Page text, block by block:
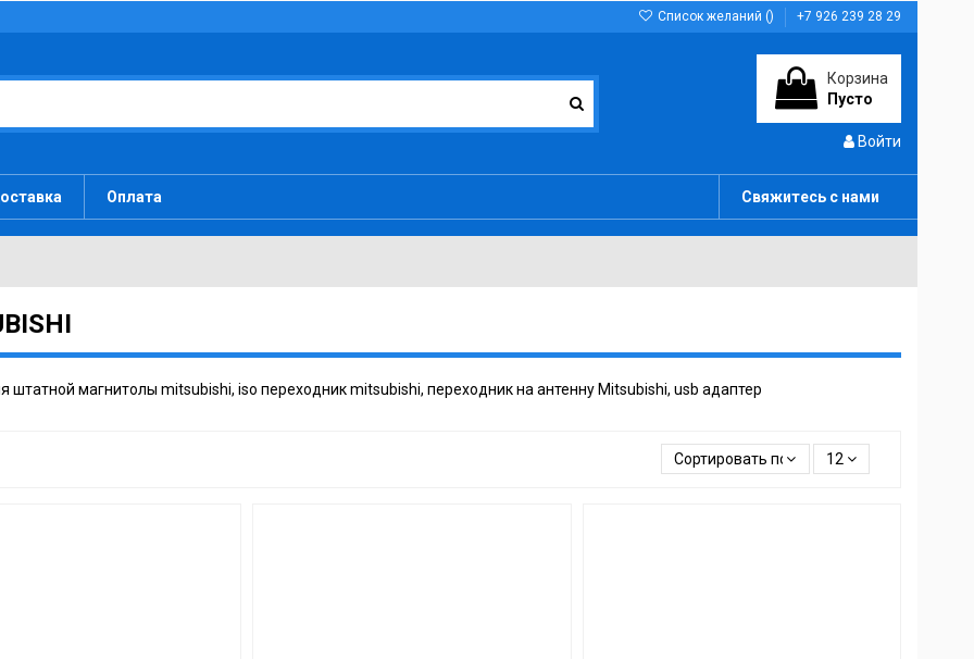
Список желаний () +7 926 239 28 29
Корзина
Пусто
Войти
Оплата Свяжитесь с нами
штатной магнитолы mitsubishi, iso переходник mitsubishi, переходник на антенну Mitsubishi, usb адаптер
Сортировать по 12